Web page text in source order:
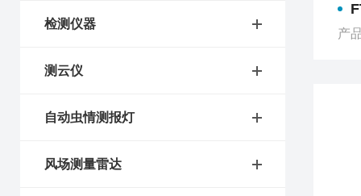
检测仪器
测云仪
自动虫情测报灯
风场测量雷达
产